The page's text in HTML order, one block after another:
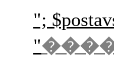
";
"